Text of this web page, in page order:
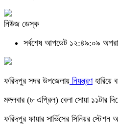
নিউজ ডেস্ক
সর্বশেষ আপডেট ১২:৪৯:০৯
ফরিদপুর সদর উপজেলায় নিয়ন্ত্রণহারিয়ে
মঙ্গলবার (৮ এপ্রিল) বেলা সোয়া ১১টার
ফরিদপুর ফায়ার সার্ভিসের সিনিয়র